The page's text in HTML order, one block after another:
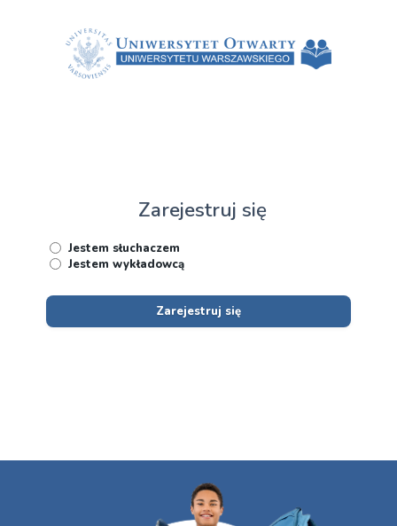
Zarejestruj się
Jestem słuchaczem
Jestem wykładowcą
Zarejestruj się